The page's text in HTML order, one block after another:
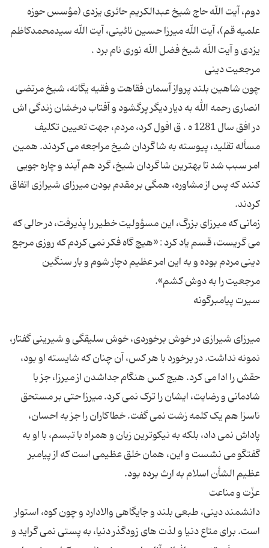
دوم، آیت اللّه حاج شیخ عبدالکریم حائری یزدی (مؤسس حوزه
علمیه قم)، آیت اللّه میرزا حسین نائینی، آیت اللّه سیدمحمدکاظم
چون شاهین بلند پرواز آسمان فقاهت و فقیه یگانه، شیخ مرتضی
انصاری رحمه الله به دیار دیگر پرگشود و آفتاب درخشان زندگی اش
در افق سال 1281 ه . ق افول کرد، مردم، جهت تعیین تکلیف
مسأله تقلید، پیوسته به شاگردان شیخ مراجعه می کردند. همین
امر سبب شد تا بهترین شاگردان شیخ، گرد هم آیند و چاره جویی
کنند که پس از مشاوره، همگی بر مقدم بودن میرزای شیرازی اتفاق
زمانی که میرزای بزرگ، این مسؤولیت خطیر را پذیرفت، در حالی که
می گریست، قسم یاد کرد : «هیچ گاه فکر نمی کردم که روزی مرجع
دینی مردم بوده و به این امر عظیم دچار شوم و بار سنگین
میرزای شیرازی در خوش برخوردی، خوش سلیقگی و شیرینی گفتار،
نمونه نداشت. در برخورد با هر کس، آن چنان که شایسته او بود،
حقش را ادا می کرد. هیچ کس هنگام جداشدن از میرزا، جز با
شادمانی و رضایت، ایشان را ترک نمی کرد. میرزا حتی بر مستحق
ناسزا هم یک کلمه زشت نمی گفت. خطاکاران را جز به احسان،
پاداش نمی داد، بلکه به نیکوترین زبان و همراه با تبسم، با او به
گفتگو می نشست و این، همان خلق عظیمی است که از پیامبر
دانشمند دینی، طبعی بلند و جایگاهی والادارد و چون کوه، استوار
است. برای متاع دنیا و لذت های زودگذر دنیا، به پستی نمی گراید و